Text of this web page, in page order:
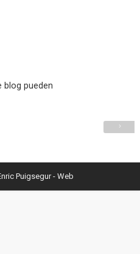
blog pueden
›
Puigsegur - Web